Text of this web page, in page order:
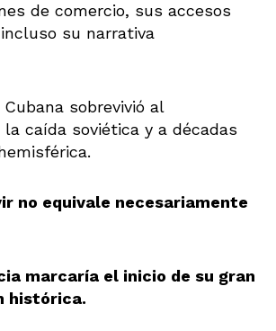
de comercio, sus accesos
su narrativa
sobrevivió al
caída soviética y a décadas
no equivale necesariamente
marcaría el inicio de su gran
histórica.